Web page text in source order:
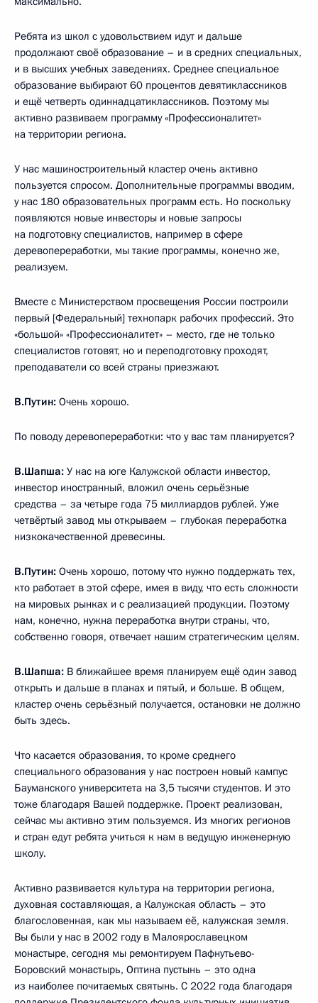
Ребята из школ с удовольствием идут и дальше
продолжают своё образование – и в средних специальных,
и в высших учебных заведениях. Среднее специальное
образование выбирают 60 процентов девятиклассников
и ещё четверть одиннадцатиклассников. Поэтому мы
активно развиваем программу «Профессионалитет»
на территории региона.
У нас машиностроительный кластер очень активно
пользуется спросом. Дополнительные программы вводим,
у нас 180 образовательных программ есть. Но поскольку
появляются новые инвесторы и новые запросы
на подготовку специалистов, например в сфере
деревопереработки, мы такие программы, конечно же,
реализуем.
Вместе с Министерством просвещения России построили
первый [Федеральный] технопарк рабочих профессий. Это
«большой» «Профессионалитет» – место, где не только
специалистов готовят, но и переподготовку проходят,
преподаватели со всей страны приезжают.
В.Путин: Очень хорошо.
По поводу деревопереработки: что у вас там планируется?
В.Шапша: У нас на юге Калужской области инвестор,
инвестор иностранный, вложил очень серьёзные
средства – за четыре года 75 миллиардов рублей. Уже
четвёртый завод мы открываем – глубокая переработка
низкокачественной древесины.
В.Путин: Очень хорошо, потому что нужно поддержать тех,
кто работает в этой сфере, имея в виду, что есть сложности
на мировых рынках и с реализацией продукции. Поэтому
нам, конечно, нужна переработка внутри страны, что,
собственно говоря, отвечает нашим стратегическим целям.
В.Шапша: В ближайшее время планируем ещё один завод
открыть и дальше в планах и пятый, и больше. В общем,
кластер очень серьёзный получается, остановки не должно
быть здесь.
Что касается образования, то кроме среднего
специального образования у нас построен новый кампус
Бауманского университета на 3,5 тысячи студентов. И это
тоже благодаря Вашей поддержке. Проект реализован,
сейчас мы активно этим пользуемся. Из многих регионов
и стран едут ребята учиться к нам в ведущую инженерную
школу.
Активно развивается культура на территории региона,
духовная составляющая, а Калужская область – это
благословенная, как мы называем её, калужская земля.
Вы были у нас в 2002 году в Малоярославецком
монастыре, сегодня мы ремонтируем Пафнутьево-
Боровский монастырь, Оптина пустынь – это одна
из наиболее почитаемых святынь. С 2022 года благодаря